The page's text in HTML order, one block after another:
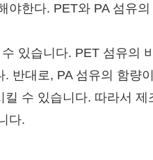
한다. PET와 PA 섬유
있습니다. PET 섬유의
반대로, PA 섬유의 함량
수 있습니다. 따라서 제
다.